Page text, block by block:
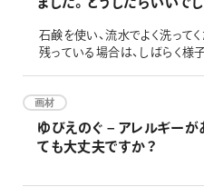
石鹸を使い、流水でよく洗って
残っている場合は、しばらく様
画材
ゆびえのぐ – アレルギーが
ても大丈夫ですか？